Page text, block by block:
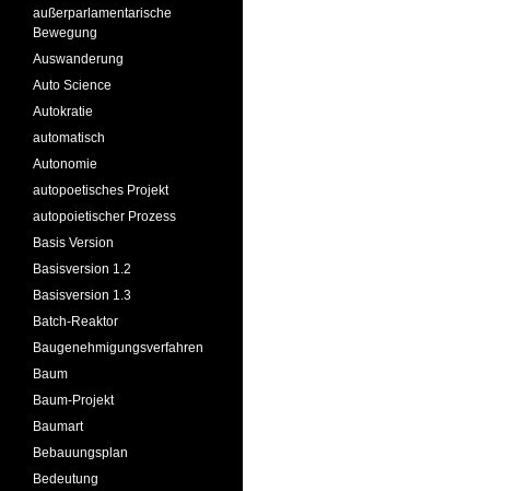
außerparlamentarische
Bewegung
Auswanderung
Auto Science
Autokratie
automatisch
Autonomie
autopoetisches Projekt
autopoietischer Prozess
Basis Version
Basisversion 1.2
Basisversion 1.3
Batch-Reaktor
Baugenehmigungsverfahren
Baum
Baum-Projekt
Baumart
Bebauungsplan
Bedeutung